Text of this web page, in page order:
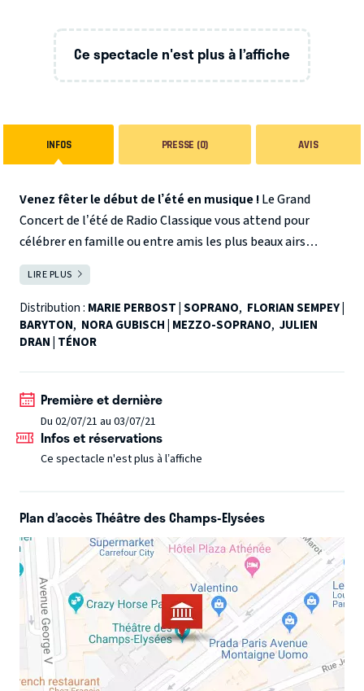
Ce spectacle n'est plus à l’affiche
INFOS PRESSE (0) AVIS
Venez fêter le début de l’été en musique !Le Grand
Concert de l’été de Radio Classique vous attend pour
célébrer en famille ou entre amis les plus beaux airs
d’opéra par les plus belles voix avant que chacun ne parte
en villégiature !
Attention / Pass sanitaire valide obligatoire : nous vous
demanderons de bien vouloir vous munir de cette
preuve sanitaire et d’un justificatif d’identité, à
LIRE PLUS
Distribution : MARIE PERBOST | SOPRANO, FLORIAN SEMPEY |
BARYTON, NORA GUBISCH | MEZZO-SOPRANO, JULIEN
DRAN | TÉNOR
Première et dernière
Du 02/07/21 au 03/07/21
Infos et réservations
Ce spectacle n'est plus à l’affiche
Plan d’accès Théâtre des Champs-Elysées